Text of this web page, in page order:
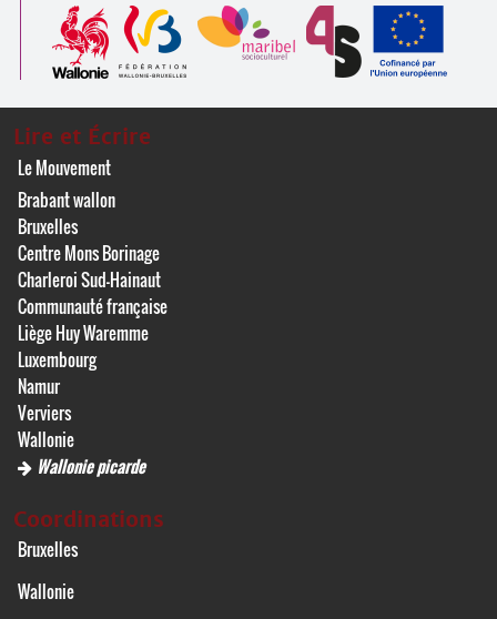
Lire et Écrire
Le Mouvement
Brabant wallon
Bruxelles
Centre Mons Borinage
Charleroi Sud-Hainaut
Communauté française
Liège Huy Waremme
Luxembourg
Namur
Verviers
Wallonie
Wallonie picarde
Coordinations
Bruxelles
Wallonie